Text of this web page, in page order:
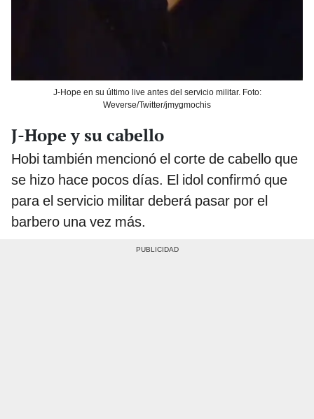
J-Hope en su último live antes del servicio militar. Foto:
Weverse/Twitter/jmygmochis
J-Hope y su cabello
Hobi también mencionó el corte de cabello que
se hizo hace pocos días. El idol confirmó que
para el servicio militar deberá pasar por el
barbero una vez más.